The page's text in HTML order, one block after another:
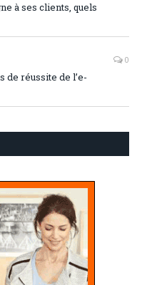
à ses clients, quels
0
de réussite de l’e-